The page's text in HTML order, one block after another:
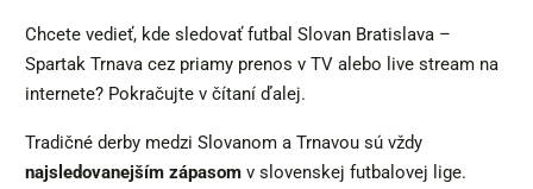
Chcete vedieť, kde sledovať futbal Slovan Bratislava –
Spartak Trnava cez priamy prenos v TV alebo live stream na
internete? Pokračujte v čítaní ďalej.
Tradičné derby medzi Slovanom a Trnavou sú vždy
najsledovanejším zápasom v slovenskej futbalovej lige.